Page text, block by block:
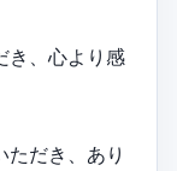
き、心より感
ただき、あり